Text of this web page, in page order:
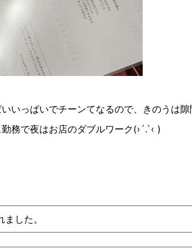
いっぱいでチーンてなるので、きのうは
務で夜はお店のダブルワーク(›´.`‹ )
した。